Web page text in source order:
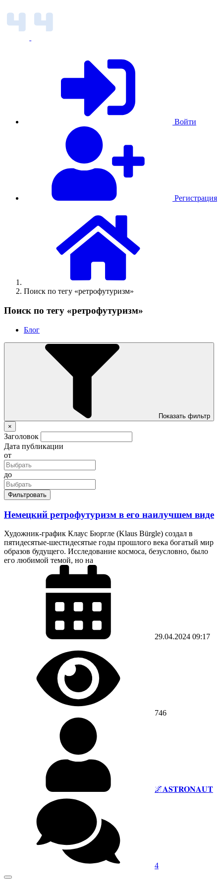
Войти
Регистрация
Поиск по тегу «ретрофутуризм»
Поиск по тегу «ретрофутуризм»
Блог
Показать фильтр
×
Заголовок
Дата публикации
от
до
Фильтровать
Немецкий ретрофутуризм в его наилучшем виде
Художник-график Клаус Бюргле (Klaus Bürgle) создал в
пятидесятые-шестидесятые годы прошлого века богатый мир
образов будущего. Исследование космоса, безусловно, было
его любимой темой, но на
29.04.2024 09:17
746
🌌𝐀𝐒𝐓𝐑𝐎𝐍𝐀𝐔𝐓
4